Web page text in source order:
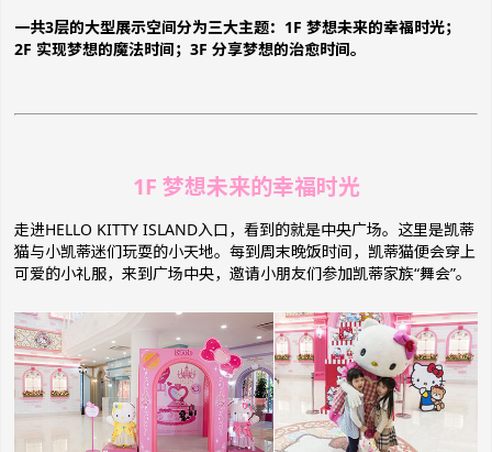
一共3层的大型展示空间分为三大主题：1F 梦想未来的幸福时光；
2F 实现梦想的魔法时间；3F 分享梦想的治愈时间。
1F 梦想未来的幸福时光
走进HELLO KITTY ISLAND入口，看到的就是中央广场。这里是凯蒂
猫与小凯蒂迷们玩耍的小天地。每到周末晚饭时间，凯蒂猫便会穿上
可爱的小礼服，来到广场中央，邀请小朋友们参加凯蒂家族“舞会”。